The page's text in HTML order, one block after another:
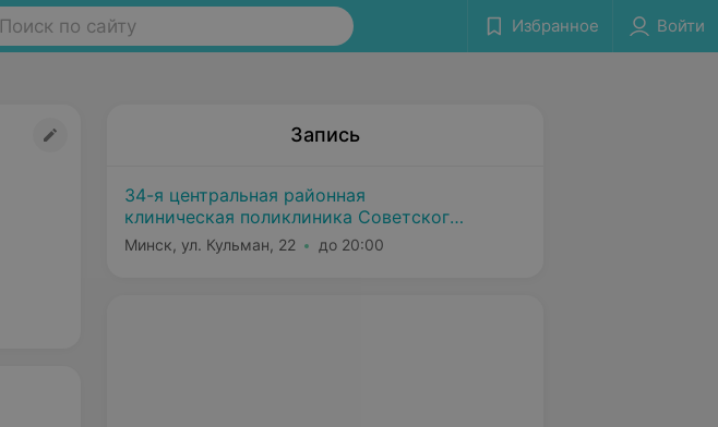
Поиск по сайту Избранное Войти
Запись
34-я центральная районная
клиническая поликлиника Советского
района г. Минска
Минск, ул. Кульман, 22 до 20:00